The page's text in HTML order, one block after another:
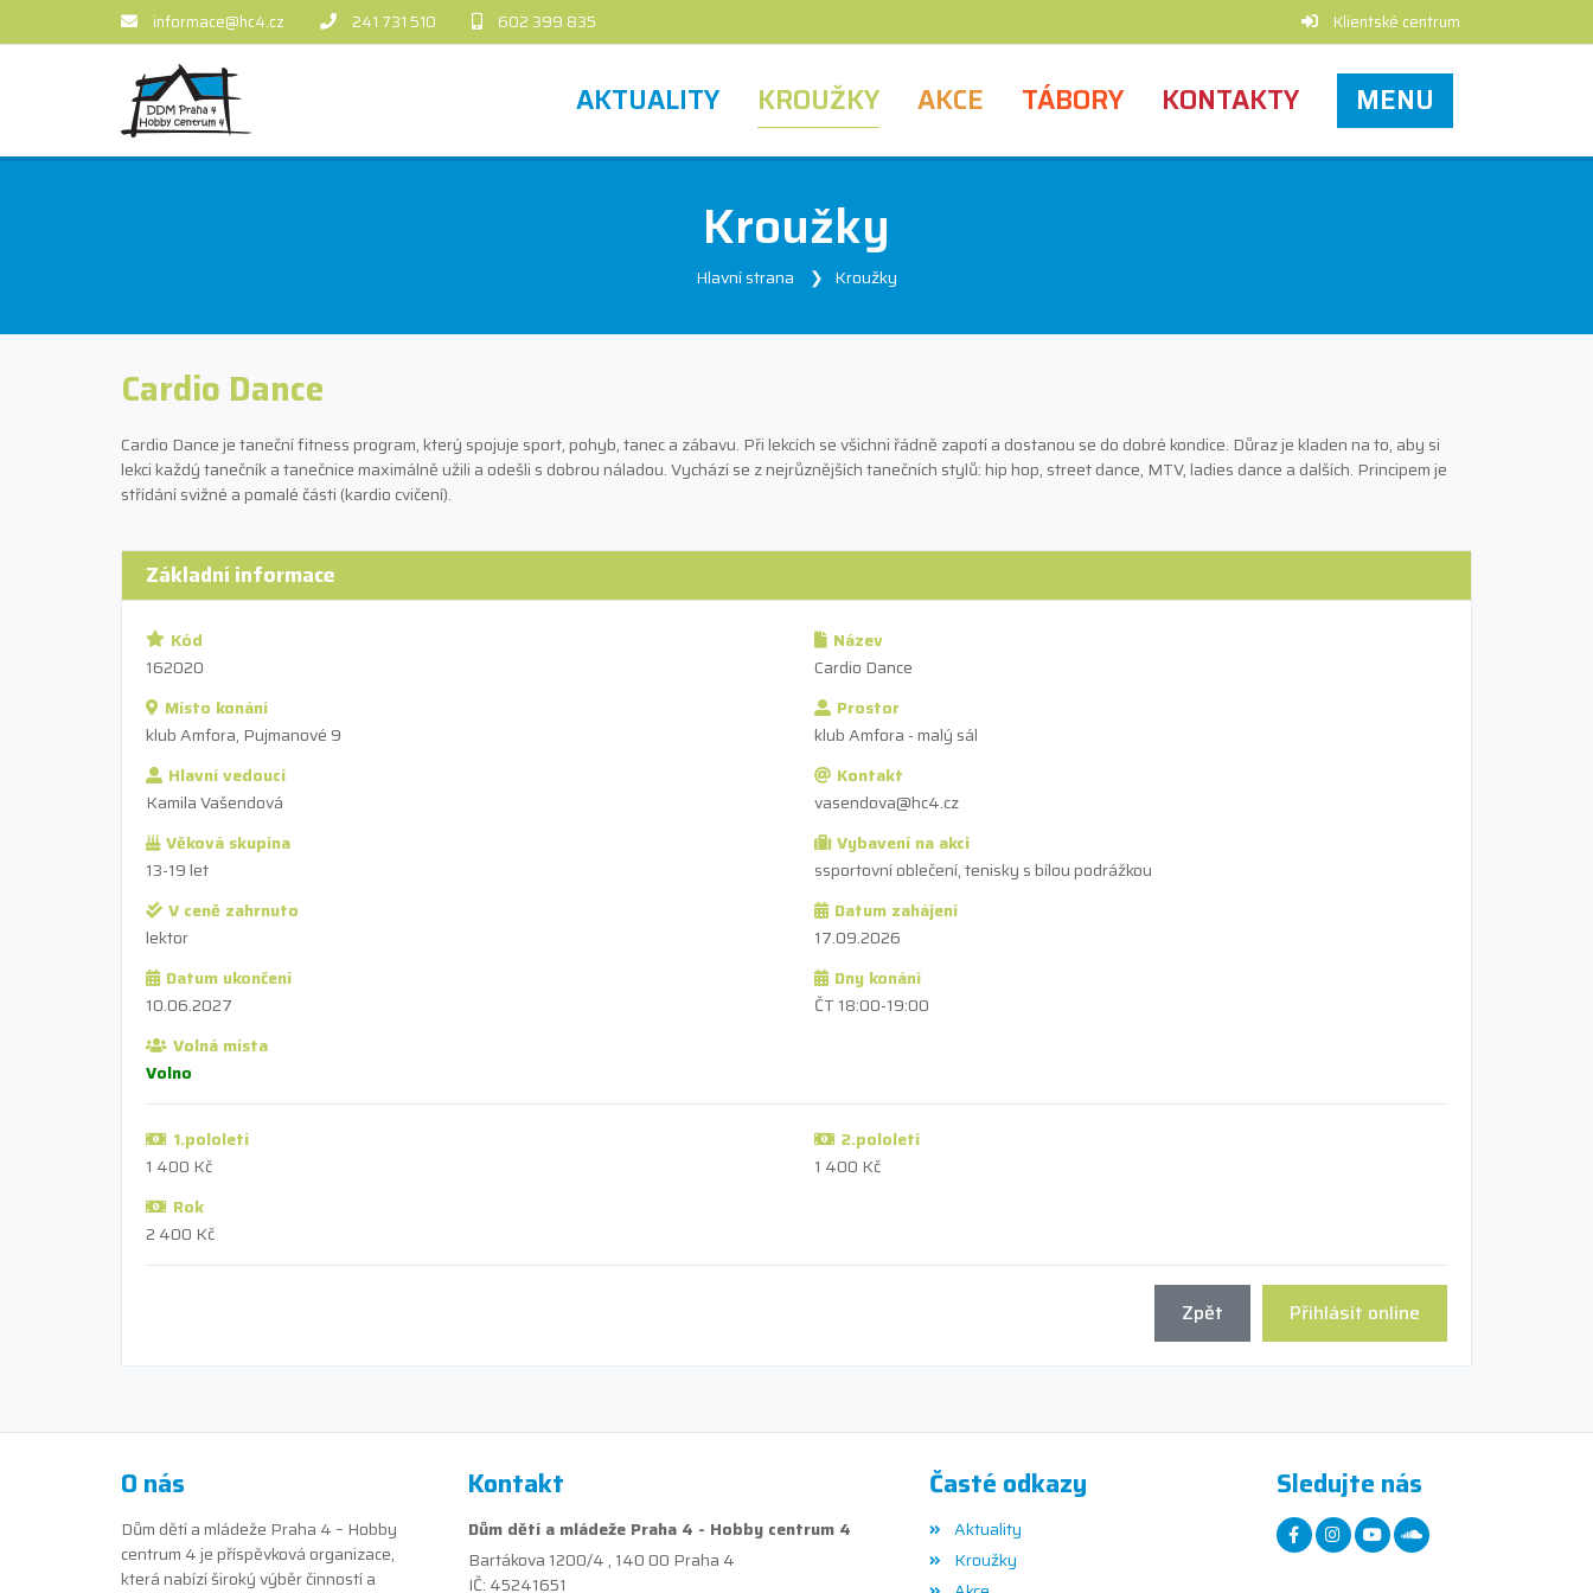
informace@hc4.cz 241 731 510 602 399 835 Klientské centrum
AKTUALITY KROUŽKY AKCE TÁBORY KONTAKTY MENU
Kroužky
Hlavní strana Kroužky
Cardio Dance
Cardio Dance je taneční fitness program, který spojuje sport, pohyb, tanec a zábavu. Při lekcích se všichni řádně zapotí a dostanou se do dobré kondice. Důraz je kladen na to, aby si
lekci každý tanečník a tanečnice maximálně užili a odešli s dobrou náladou. Vychází se z nejrůznějších tanečních stylů: hip hop, street dance, MTV, ladies dance a dalších. Principem je
střídání svižné a pomalé části (kardio cvičení).
Základní informace
Kód
162020
Název
Cardio Dance
Místo konání
klub Amfora, Pujmanové 9
Prostor
klub Amfora - malý sál
Hlavní vedoucí
Kamila Vašendová
Kontakt
vasendova@hc4.cz
Věková skupina
13-19 let
Vybavení na akci
ssportovní oblečení, tenisky s bílou podrážkou
V ceně zahrnuto
lektor
Datum zahájení
17.09.2026
Datum ukončení
10.06.2027
Dny konání
ČT 18:00-19:00
Volná místa
Volno
1.pololetí
1 400 Kč
2.pololetí
1 400 Kč
Rok
2 400 Kč
Přihlásit online
Zpět
O nás
Dům dětí a mládeže Praha 4 – Hobby
centrum 4 je příspěvková organizace,
která nabízí široký výběr činností a
Kontakt
Dům dětí a mládeže Praha 4 - Hobby centrum 4
Bartákova 1200/4 , 140 00 Praha 4
IČ: 45241651
Časté odkazy
Aktuality
Kroužky
Sledujte nás